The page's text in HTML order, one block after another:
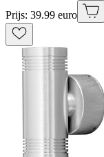
Prijs: 39.99 euro